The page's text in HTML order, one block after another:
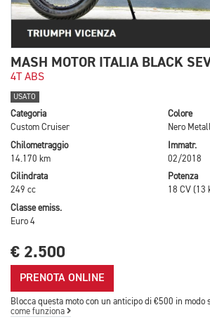
MASH MOTOR ITALIA BLACK
4T ABS
USATO
Categoria
Custom Cruiser
Colore
Nero
Chilometraggio
14.170 km
Immatr.
02/2018
Cilindrata
249 cc
Potenza
18 CV (13
Classe emiss.
Euro 4
€ 2.500
PRENOTA ONLINE
Blocca questa moto con un anticipo di €500 in modo
come funziona